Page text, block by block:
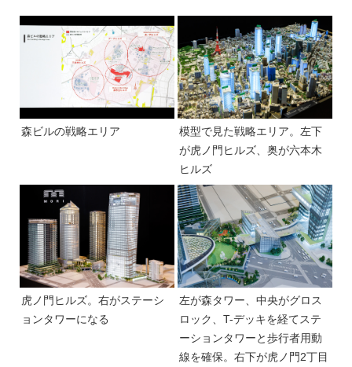
森ビルの戦略エリア
模型で見た戦略エリア。左下
が虎ノ門ヒルズ、奥が六本木
ヒルズ
虎ノ門ヒルズ。右がステーシ
ョンタワーになる
左が森タワー、中央がグロス
ロック、T-デッキを経てステ
ーションタワーと歩行者用動
線を確保。右下が虎ノ門2丁目